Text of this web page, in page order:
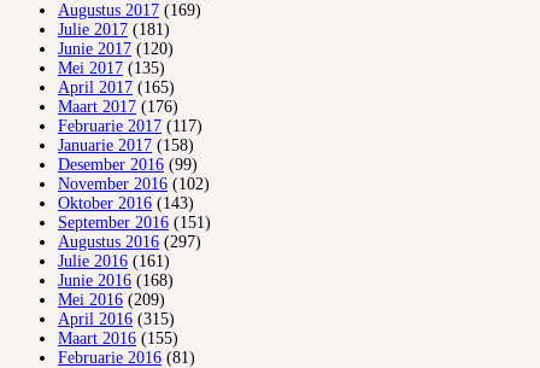
Augustus 2017 (169)
Julie 2017 (181)
Junie 2017 (120)
Mei 2017 (135)
April 2017 (165)
Maart 2017 (176)
Februarie 2017 (117)
Januarie 2017 (158)
Desember 2016 (99)
November 2016 (102)
Oktober 2016 (143)
September 2016 (151)
Augustus 2016 (297)
Julie 2016 (161)
Junie 2016 (168)
Mei 2016 (209)
April 2016 (315)
Maart 2016 (155)
Februarie 2016 (81)